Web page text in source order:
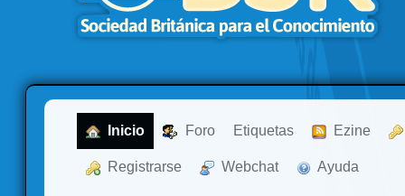
Inicio Foro Etiquetas Ezine
Registrarse Webchat Ayuda